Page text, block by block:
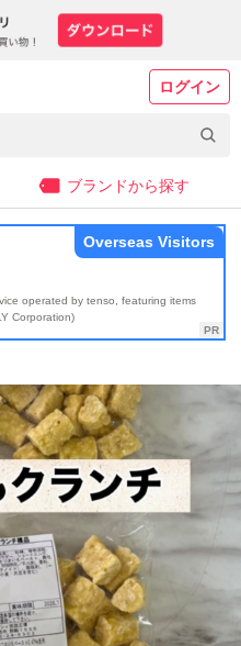
ログイン
ブランドから探す
operated by tenso, featuring items
Corporation)
Overseas Visitors